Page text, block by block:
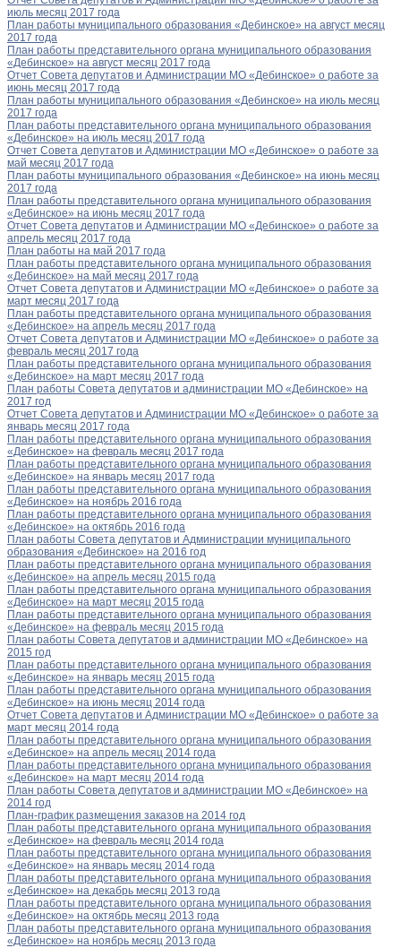
июль месяц 2017 года
План работы муниципального образования «Дебинское» на август месяц
2017 года
План работы представительного органа муниципального образования
«Дебинское» на август месяц 2017 года
Отчет Совета депутатов и Администрации МО «Дебинское» о работе за
июнь месяц 2017 года
План работы муниципального образования «Дебинское» на июль месяц
2017 года
План работы представительного органа муниципального образования
«Дебинское» на июль месяц 2017 года
Отчет Совета депутатов и Администрации МО «Дебинское» о работе за
май месяц 2017 года
План работы муниципального образования «Дебинское» на июнь месяц
2017 года
План работы представительного органа муниципального образования
«Дебинское» на июнь месяц 2017 года
Отчет Совета депутатов и Администрации МО «Дебинское» о работе за
апрель месяц 2017 года
План работы на май 2017 года
План работы представительного органа муниципального образования
«Дебинское» на май месяц 2017 года
Отчет Совета депутатов и Администрации МО «Дебинское» о работе за
март месяц 2017 года
План работы представительного органа муниципального образования
«Дебинское» на апрель месяц 2017 года
Отчет Совета депутатов и Администрации МО «Дебинское» о работе за
февраль месяц 2017 года
План работы представительного органа муниципального образования
«Дебинское» на март месяц 2017 года
План работы Совета депутатов и администрации МО «Дебинское» на
2017 год
Отчет Совета депутатов и Администрации МО «Дебинское» о работе за
январь месяц 2017 года
План работы представительного органа муниципального образования
«Дебинское» на февраль месяц 2017 года
План работы представительного органа муниципального образования
«Дебинское» на январь месяц 2017 года
План работы представительного органа муниципального образования
«Дебинское» на ноябрь 2016 года
План работы представительного органа муниципального образования
«Дебинское» на октябрь 2016 года
План работы Совета депутатов и Администрации муниципального
образования «Дебинское» на 2016 год
План работы представительного органа муниципального образования
«Дебинское» на апрель месяц 2015 года
План работы представительного органа муниципального образования
«Дебинское» на март месяц 2015 года
План работы представительного органа муниципального образования
«Дебинское» на февраль месяц 2015 года
План работы Совета депутатов и администрации МО «Дебинское» на
2015 год
План работы представительного органа муниципального образования
«Дебинское» на январь месяц 2015 года
План работы представительного органа муниципального образования
«Дебинское» на июнь месяц 2014 года
Отчет Совета депутатов и Администрации МО «Дебинское» о работе за
март месяц 2014 года
План работы представительного органа муниципального образования
«Дебинское» на апрель месяц 2014 года
План работы представительного органа муниципального образования
«Дебинское» на март месяц 2014 года
План работы Совета депутатов и администрации МО «Дебинское» на
2014 год
План-график размещения заказов на 2014 год
План работы представительного органа муниципального образования
«Дебинское» на февраль месяц 2014 года
План работы представительного органа муниципального образования
«Дебинское» на январь месяц 2014 года
План работы представительного органа муниципального образования
«Дебинское» на декабрь месяц 2013 года
План работы представительного органа муниципального образования
«Дебинское» на октябрь месяц 2013 года
План работы представительного органа муниципального образования
«Дебинское» на ноябрь месяц 2013 года